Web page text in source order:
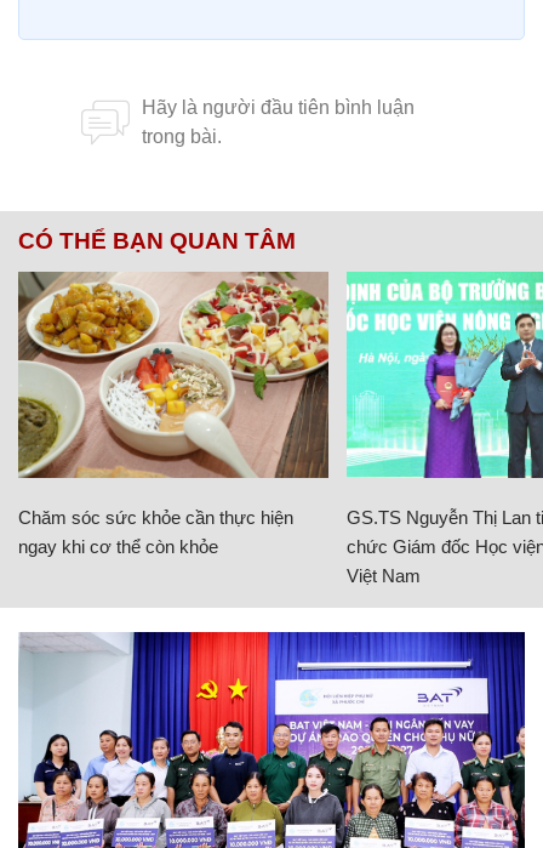
CÓ THỂ BẠN QUAN TÂM
Chăm sóc sức khỏe cần thực hiện
ngay khi cơ thể còn khỏe
GS.TS Nguyễn Thị Lan
chức Giám đốc Học
Việt Nam